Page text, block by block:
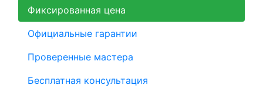
Фиксированная цена
Официальные гарантии
Проверенные мастера
Бесплатная консультация